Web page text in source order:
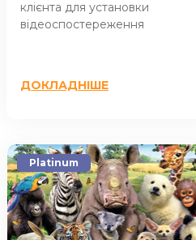
клієнта для установки
відеоспостереження
ДОКЛАДНІШЕ
Platinum